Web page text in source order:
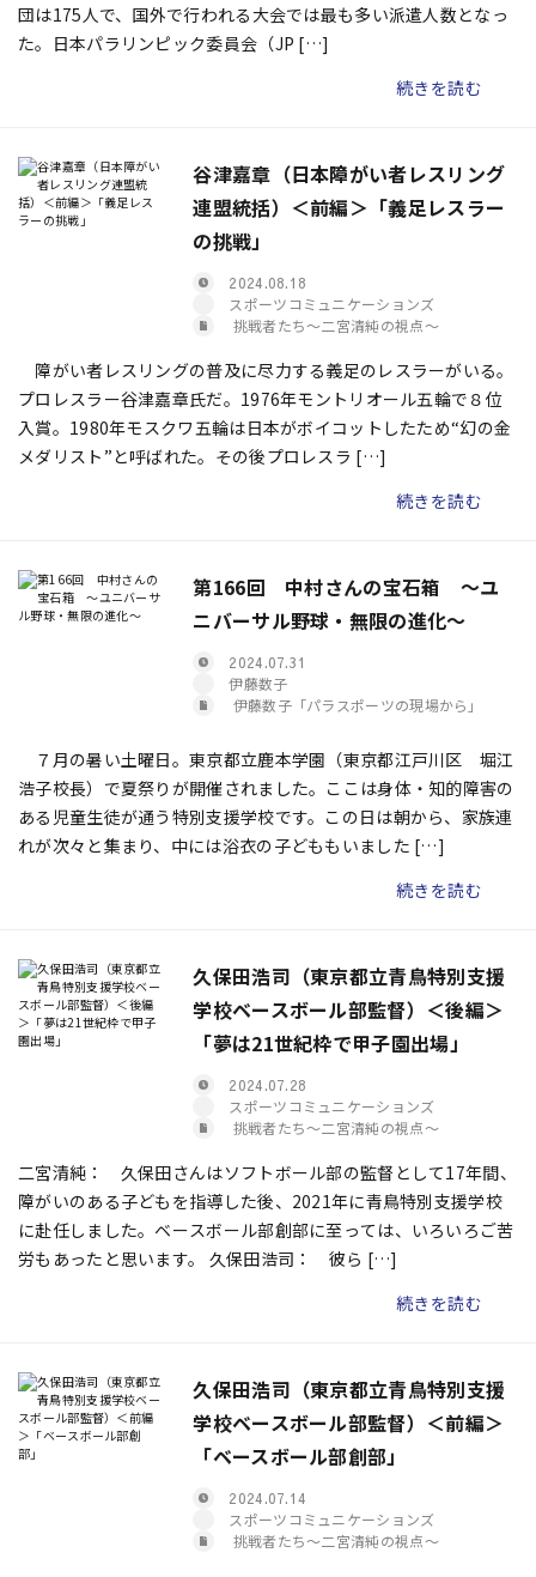
団は175人で、国外で行われる大会では最も多い派遣人数となっ
た。日本パラリンピック委員会（JP […]
続きを読む
谷津嘉章（日本障がい者レスリング
連盟統括）＜前編＞「義足レスラー
の挑戦」
2024.08.18
スポーツコミュニケーションズ
挑戦者たち〜二宮清純の視点〜
障がい者レスリングの普及に尽力する義足のレスラーがいる。
プロレスラー谷津嘉章氏だ。1976年モントリオール五輪で８位
入賞。1980年モスクワ五輪は日本がボイコットしたため“幻の金
メダリスト”と呼ばれた。その後プロレスラ […]
続きを読む
第166回 中村さんの宝石箱 ～ユ
ニバーサル野球・無限の進化～
2024.07.31
伊藤数子
伊藤数子「パラスポーツの現場から」
７月の暑い土曜日。東京都立鹿本学園（東京都江戸川区 堀江
浩子校長）で夏祭りが開催されました。ここは身体・知的障害の
ある児童生徒が通う特別支援学校です。この日は朝から、家族連
れが次々と集まり、中には浴衣の子どももいました […]
続きを読む
久保田浩司（東京都立青鳥特別支援
学校ベースボール部監督）＜後編＞
「夢は21世紀枠で甲子園出場」
2024.07.28
スポーツコミュニケーションズ
挑戦者たち〜二宮清純の視点〜
二宮清純： 久保田さんはソフトボール部の監督として17年間、
障がいのある子どもを指導した後、2021年に青鳥特別支援学校
に赴任しました。ベースボール部創部に至っては、いろいろご苦
労もあったと思います。 久保田浩司： 彼ら […]
続きを読む
久保田浩司（東京都立青鳥特別支援
学校ベースボール部監督）＜前編＞
「ベースボール部創部」
2024.07.14
スポーツコミュニケーションズ
挑戦者たち〜二宮清純の視点〜